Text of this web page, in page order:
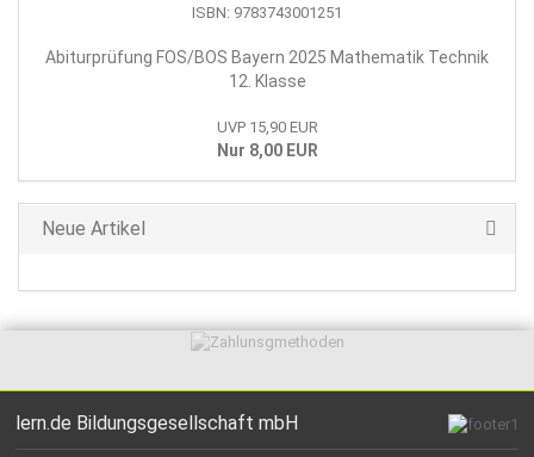
Abiturprüfung FOS/BOS Bayern 2025 Mathematik Technik
12. Klasse
UVP 15,90 EUR
Nur 8,00 EUR
Neue Artikel
lern.de Bildungsgesellschaft mbH